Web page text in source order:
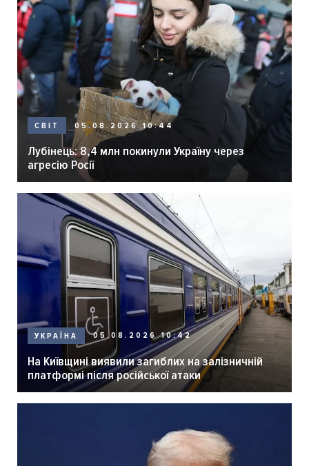
СВІТ 05.08.2026 10:44
Лубінець: 8,4 млн покинули Україну через
агресію Росії
УКРАЇНА 05.08.2026 10:42
На Київщині виявили загиблих на залізничній
платформі після російської атаки